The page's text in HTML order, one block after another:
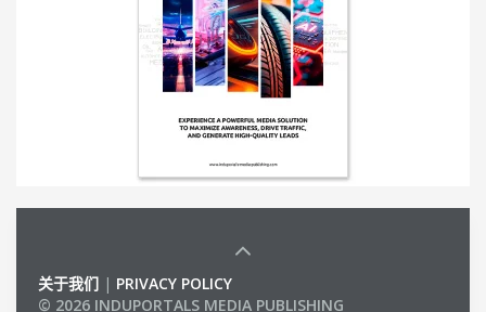
关于我们 | PRIVACY POLICY
© 2026 INDUPORTALS MEDIA PUBLISHING